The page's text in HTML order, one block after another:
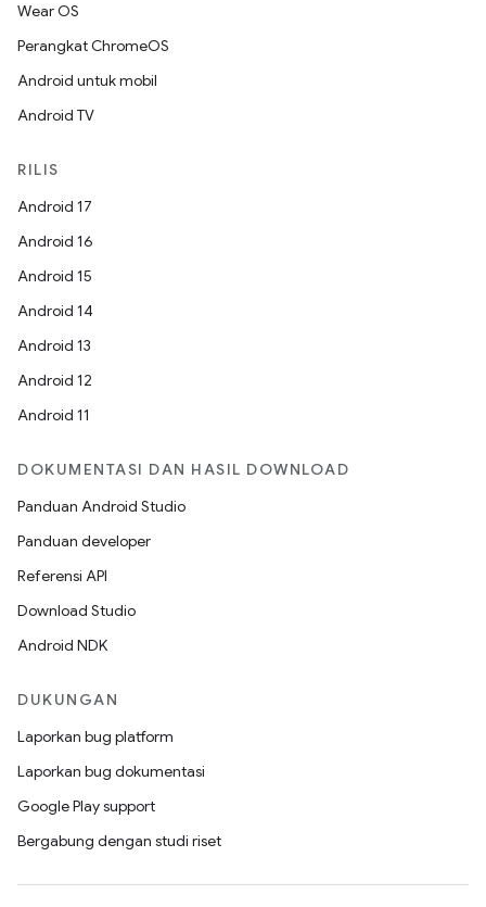
Wear OS
Perangkat ChromeOS
Android untuk mobil
Android TV
RILIS
Android 17
Android 16
Android 15
Android 14
Android 13
Android 12
Android 11
DOKUMENTASI DAN HASIL DOWNLOAD
Panduan Android Studio
Panduan developer
Referensi API
Download Studio
Android NDK
DUKUNGAN
Laporkan bug platform
Laporkan bug dokumentasi
Google Play support
Bergabung dengan studi riset